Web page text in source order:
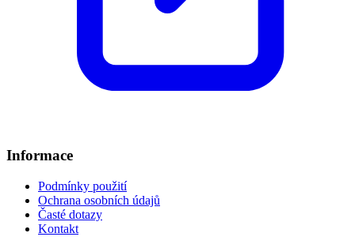
Informace
Podmínky použití
Ochrana osobních údajů
Časté dotazy
Kontakt